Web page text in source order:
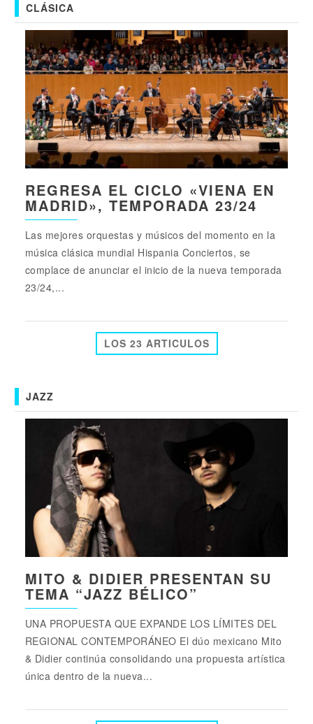
CLÁSICA
REGRESA EL CICLO «VIENA EN
MADRID», TEMPORADA 23/24
Las mejores orquestas y músicos del momento en la
música clásica mundial Hispania Conciertos, se
complace de anunciar el inicio de la nueva temporada
23/24,...
LOS 23 ARTICULOS
JAZZ
MITO & DIDIER PRESENTAN SU
TEMA “JAZZ BÉLICO”
UNA PROPUESTA QUE EXPANDE LOS LÍMITES DEL
REGIONAL CONTEMPORÁNEO El dúo mexicano Mito
& Didier continúa consolidando una propuesta artística
única dentro de la nueva...